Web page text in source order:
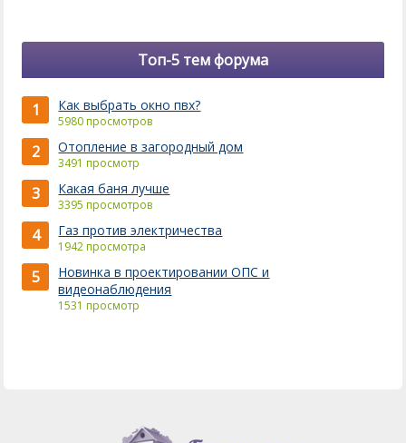
Топ-5 тем форума
1 Как выбрать окно пвх?
5980 просмотров
2 Отопление в загородный дом
3491 просмотр
3 Какая баня лучше
3395 просмотров
4 Газ против электричества
1942 просмотра
5
Новинка в проектировании ОПС и
видеонаблюдения
1531 просмотр